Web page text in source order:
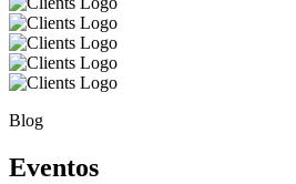
Blog
Eventos